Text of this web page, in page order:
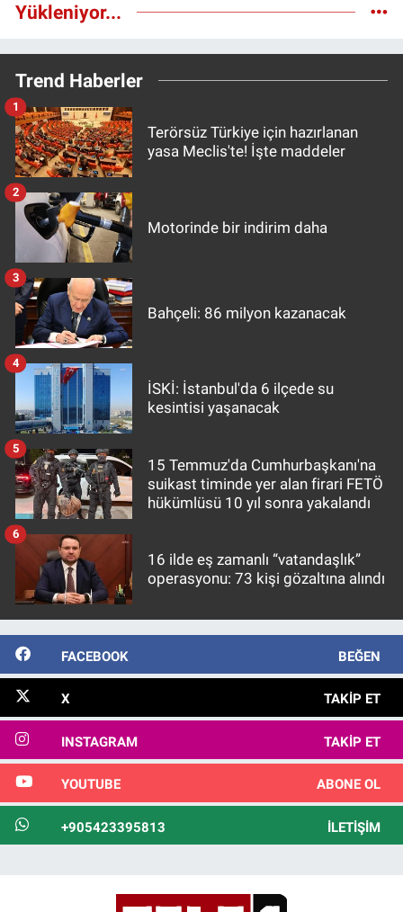
Yükleniyor...
Trend Haberler
Terörsüz Türkiye için hazırlanan
yasa Meclis'te! İşte maddeler
1
Motorinde bir indirim daha
2
Bahçeli: 86 milyon kazanacak
3
İSKİ: İstanbul'da 6 ilçede su
kesintisi yaşanacak
4
15 Temmuz'da Cumhurbaşkanı'na
suikast timinde yer alan firari FETÖ
hükümlüsü 10 yıl sonra yakalandı
5
16 ilde eş zamanlı “vatandaşlık”
operasyonu: 73 kişi gözaltına alındı
6
FACEBOOK BEĞEN
X TAKIP ET
INSTAGRAM TAKIP ET
YOUTUBE ABONE OL
+905423395813 İLETIŞIM